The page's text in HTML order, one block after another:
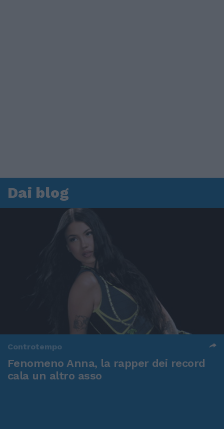
Dai blog
Controtempo
Fenomeno Anna, la rapper dei record
cala un altro asso